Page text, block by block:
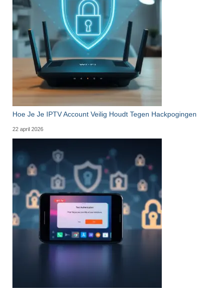
Hoe Je Je IPTV Account Veilig Houdt Tegen Hackpogingen
22 april 2026